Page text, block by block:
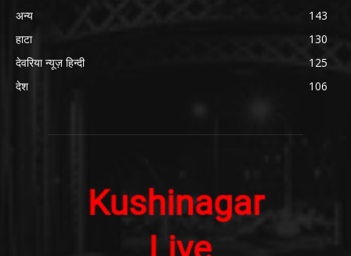
अन्य
143
हाटा
130
देवरिया न्यूज़ हिन्दी
125
देश
106